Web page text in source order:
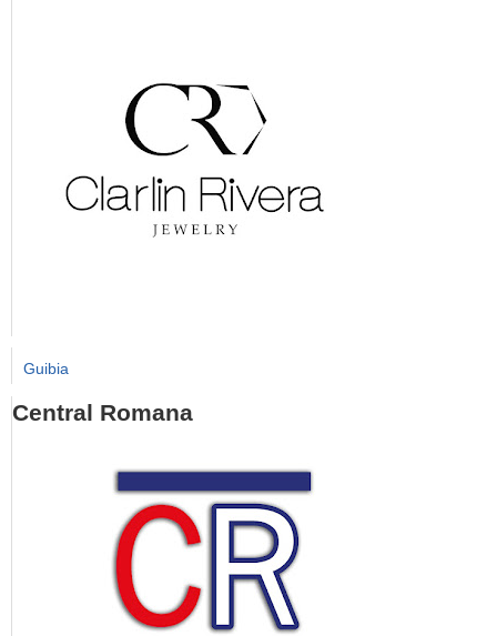
Guibia
Central Romana